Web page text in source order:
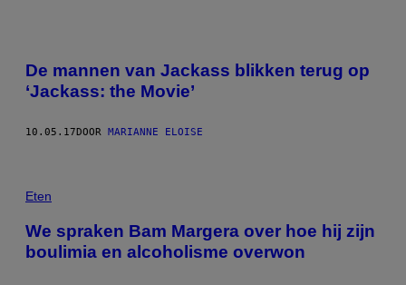
De mannen van Jackass blikken terug op
‘Jackass: the Movie’
10.05.17 DOOR MARIANNE ELOISE
Eten
We spraken Bam Margera over hoe hij zijn
boulimia en alcoholisme overwon